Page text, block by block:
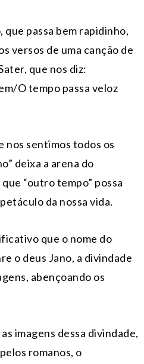
que passa bem rapidinho,
versos de uma canção de
que nos diz:
O tempo passa veloz
nos sentimos todos os
deixa a arena do
“outro tempo” possa
da nossa vida.
que o nome do
o deus Jano, a divindade
abençoando os
imagens dessa divindade,
romanos, o